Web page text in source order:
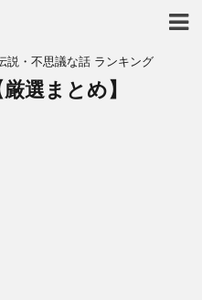
説・不思議な話 ランキング
選まとめ】